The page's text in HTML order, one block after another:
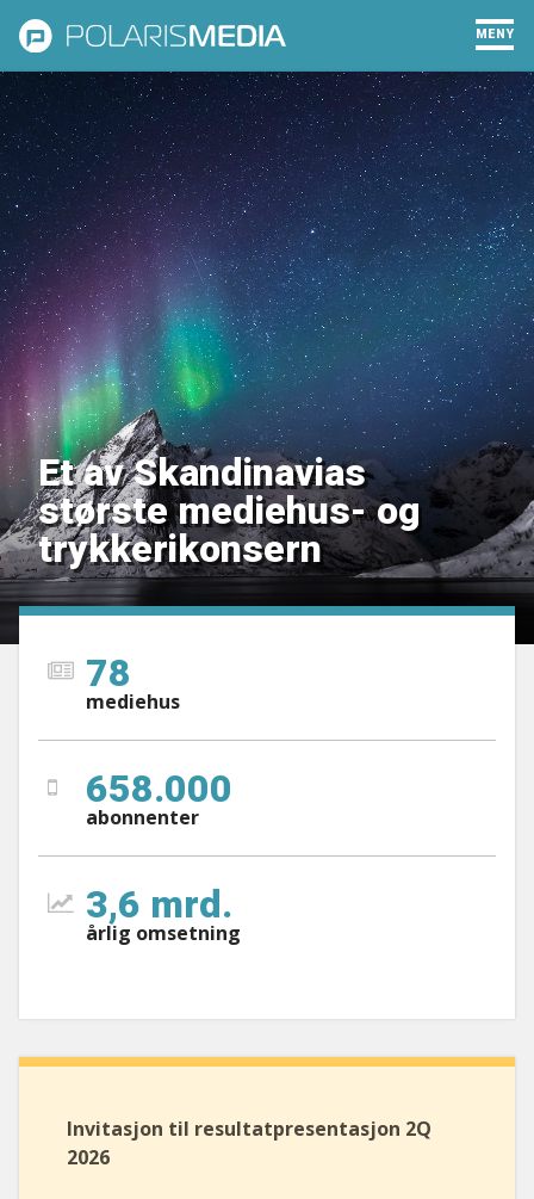
MENY
Et av Skandinavias
største mediehus- og
trykkerikonsern
 78
mediehus
 658.000
abonnenter
 3,6 mrd.
årlig omsetning
Invitasjon til resultatpresentasjon 2Q
2026